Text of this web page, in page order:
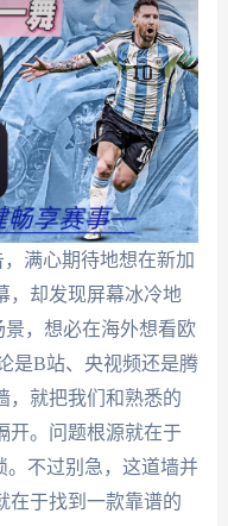
满心期待地想在新加
，却发现屏幕冰冷地
景，想必在海外想看欧
是B站、央视频还是腾
，就把我们和熟悉的
开。问题根源就在于
。不过别急，这道墙并
在于找到一款靠谱的